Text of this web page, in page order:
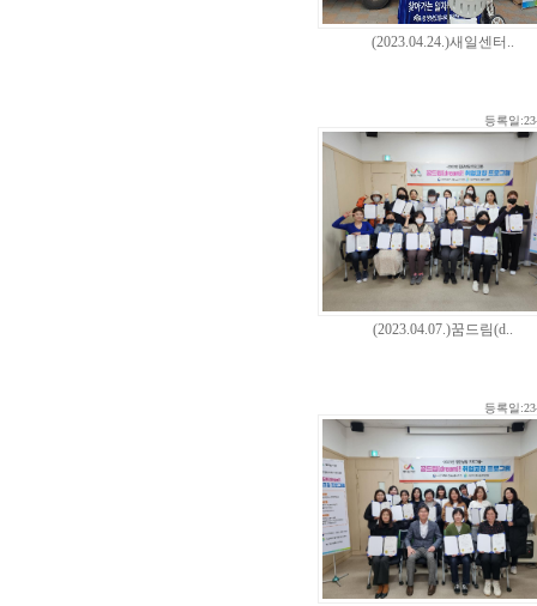
(2023.04.24.)새일센터..
등록일
(2023.04.07.)꿈드림(d..
등록일